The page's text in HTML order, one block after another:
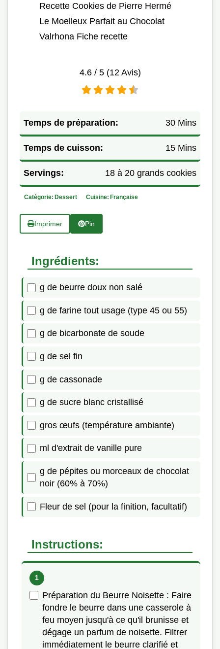
Recette Cookies de Pierre Hermé
Le Moelleux Parfait au Chocolat
Valrhona Fiche recette
4.6/ 5 (12 Avis)
Temps de préparation: 30 Mins
Temps de cuisson: 15 Mins
Servings: 18 à 20 grands cookies
Catégorie: Dessert Cuisine: Française
Imprimer Pin
Ingrédients:
g de beurre doux non salé
g de farine tout usage (type 45 ou 55)
g de bicarbonate de soude
g de sel fin
g de cassonade
g de sucre blanc cristallisé
gros œufs (température ambiante)
ml d'extrait de vanille pure
g de pépites ou morceaux de chocolat
noir (60% à 70%)
Fleur de sel (pour la finition, facultatif)
Instructions:
Préparation du Beurre Noisette : Faire
fondre le beurre dans une casserole à
feu moyen jusqu'à ce qu'il brunisse et
dégage un parfum de noisette. Filtrer
immédiatement le beurre clarifié et